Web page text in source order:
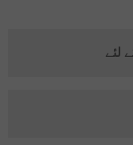
لئے